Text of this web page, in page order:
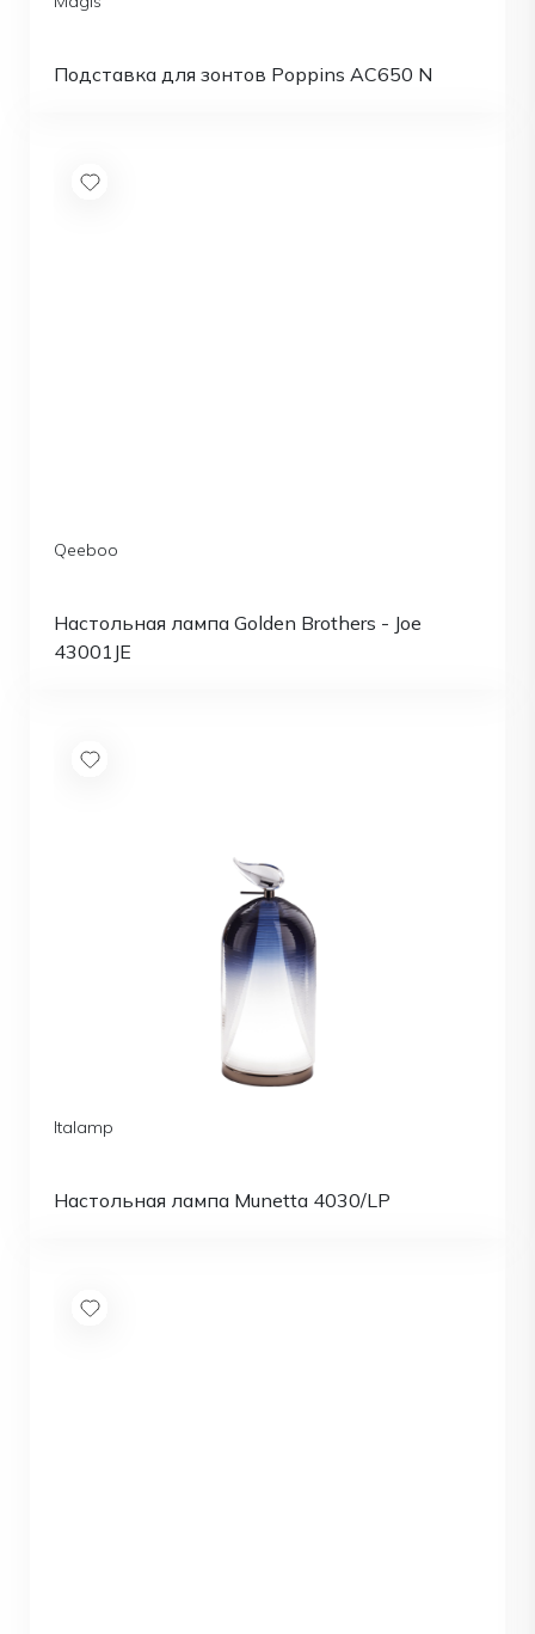
Подставка для зонтов Poppins AC650 N
Qeeboo
Настольная лампа Golden Brothers - Joe
43001JE
Italamp
Настольная лампа Munetta 4030/LP